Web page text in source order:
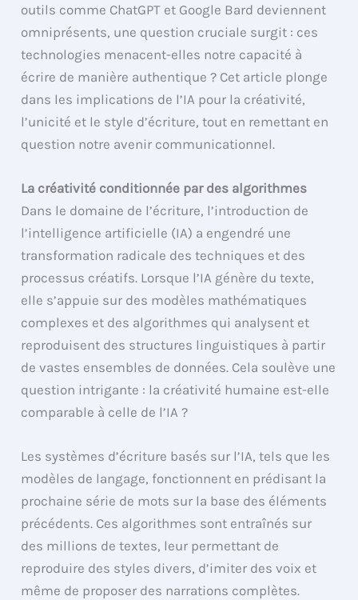
outils comme ChatGPT et Google Bard deviennent
omniprésents, une question cruciale surgit : ces
technologies menacent-elles notre capacité à
écrire de manière authentique ? Cet article plonge
dans les implications de l’IA pour la créativité,
l’unicité et le style d’écriture, tout en remettant en
question notre avenir communicationnel.
La créativité conditionnée par des algorithmes
Dans le domaine de l’écriture, l’introduction de
l’intelligence artificielle (IA) a engendré une
transformation radicale des techniques et des
processus créatifs. Lorsque l’IA génère du texte,
elle s’appuie sur des modèles mathématiques
complexes et des algorithmes qui analysent et
reproduisent des structures linguistiques à partir
de vastes ensembles de données. Cela soulève une
question intrigante : la créativité humaine est-elle
comparable à celle de l’IA ?
Les systèmes d’écriture basés sur l’IA, tels que les
modèles de langage, fonctionnent en prédisant la
prochaine série de mots sur la base des éléments
précédents. Ces algorithmes sont entraînés sur
des millions de textes, leur permettant de
reproduire des styles divers, d’imiter des voix et
même de proposer des narrations complètes.